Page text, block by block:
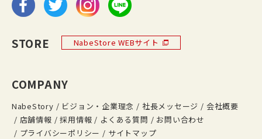
STORE NabeStore WEBサイト
COMPANY
NabeStory ビジョン・企業理念 社長メッセージ
会社概要
店舗情報
採用情報 よくある質問
お問い合わせ
プライバシーポリシー
サイトマップ